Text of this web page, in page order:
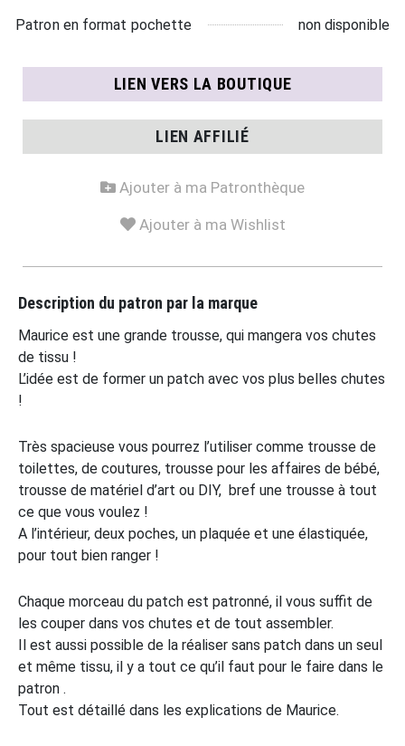
Patron en format pochette non disponible
LIEN VERS LA BOUTIQUE
LIEN AFFILIÉ
Ajouter à ma Patronthèque
Ajouter à ma Wishlist
Description du patron par la marque
Maurice est une grande trousse, qui mangera vos chutes
de tissu !
L’idée est de former un patch avec vos plus belles chutes
!
Très spacieuse vous pourrez l’utiliser comme trousse de
toilettes, de coutures, trousse pour les affaires de bébé,
trousse de matériel d’art ou DIY, bref une trousse à tout
ce que vous voulez !
A l’intérieur, deux poches, un plaquée et une élastiquée,
pour tout bien ranger !
Chaque morceau du patch est patronné, il vous suffit de
les couper dans vos chutes et de tout assembler.
Il est aussi possible de la réaliser sans patch dans un seul
et même tissu, il y a tout ce qu’il faut pour le faire dans le
patron .
Tout est détaillé dans les explications de Maurice.